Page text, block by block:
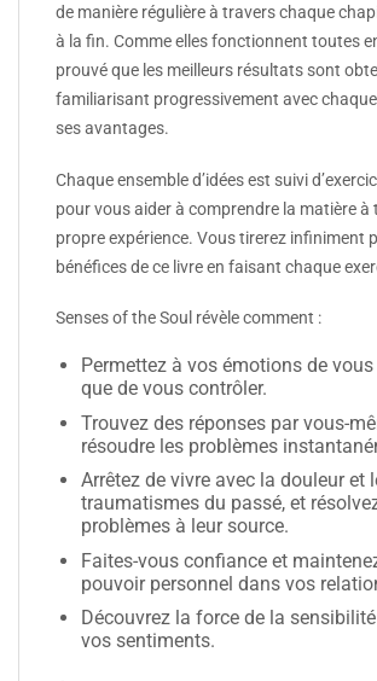
de manière régulière à travers chaque
à la fin. Comme elles fonctionnent toutes
prouvé que les meilleurs résultats sont
familiarisant progressivement avec
ses avantages.
Chaque ensemble d’idées est suivi
pour vous aider à comprendre la matière à
propre expérience. Vous tirerez infiniment
bénéfices de ce livre en faisant chaque
Senses of the Soul révèle comment :
Permettez à vos émotions de
que de vous contrôler.
Trouvez des réponses par vous-
résoudre les problèmes
Arrêtez de vivre avec la douleur et
traumatismes du passé, et
problèmes à leur source.
Faites-vous confiance et
pouvoir personnel dans vos
Découvrez la force de la
vos sentiments.